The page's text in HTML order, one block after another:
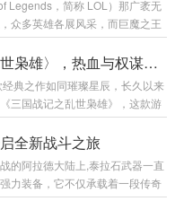
作较为丰富，包括移动、攻击、
使用键盘的方向键或者W、A、
奔...
Legends，简称 LOL）那广袤无
众多英雄各展风采，而巨魔之王
峨巨峰，散发着令人胆寒的气息,
巨魔之王特朗德尔出生于弗雷尔
地，这片严酷的环境塑造了他坚
雷尔卓德的冰原上，部落林立，
落之间时常爆发激烈的冲突，特
探寻〈三国战记之乱世枭雄〉，热血与权谋交织
典之作如同璀璨星辰，长久以来
三国战记之乱世枭雄》，这款游
情和深入人心的角色设定，带领
火纷飞的三国乱世。 《三国战记
国时期为宏大背景，这个时期，
侯纷纷崛起，形成了一个个强大
史上的重大事件和著名战役融入
全新战斗之旅
的阿拉德大陆上,泰拉石武器一直
力装备，它不仅承载着一段传奇
强大的威力，在无数次惊心动魄